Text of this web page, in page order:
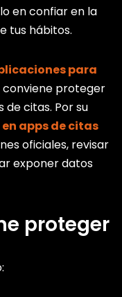
en confiar en la
tus hábitos.
para
conviene proteger
de citas. Por su
apps de citas
oficiales, revisar
exponer datos
proteger